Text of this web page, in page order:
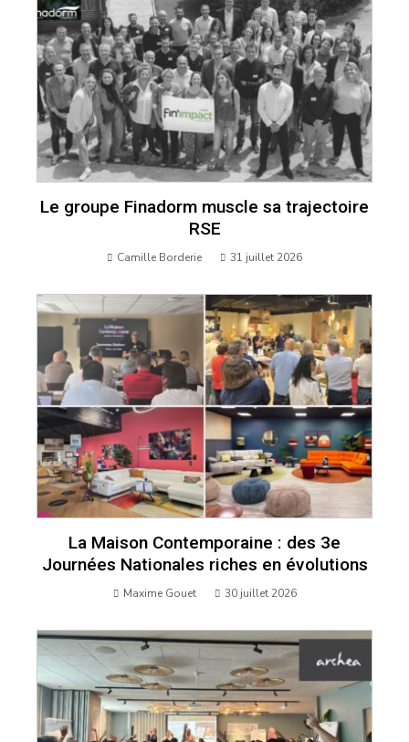
Le groupe Finadorm muscle sa trajectoire
RSE
Camille Borderie 31 juillet 2026
La Maison Contemporaine : des 3e
Journées Nationales riches en évolutions
Maxime Gouet 30 juillet 2026